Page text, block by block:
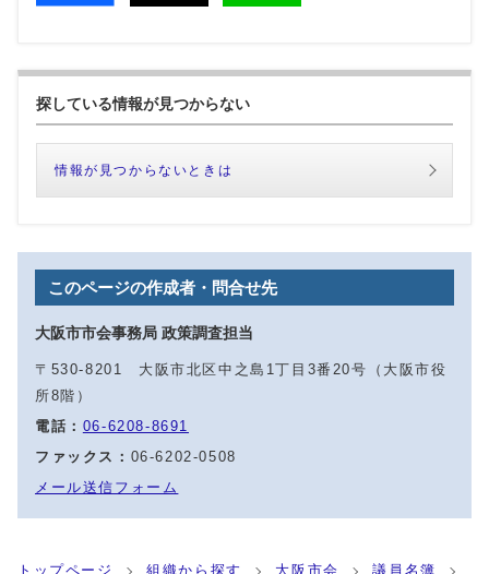
探している情報が見つからない
情報が見つからないときは
このページの作成者・問合せ先
大阪市市会事務局 政策調査担当
〒530-8201 大阪市北区中之島1丁目3番20号（大阪市役
所8階）
電話： 06-6208-8691
ファックス： 06-6202-0508
メール送信フォーム
トップページ 組織から探す 大阪市会 議員名簿